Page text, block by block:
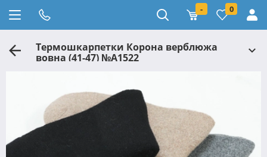
- 0
Термошкарпетки Корона верблюжа
вовна (41-47) №A1522